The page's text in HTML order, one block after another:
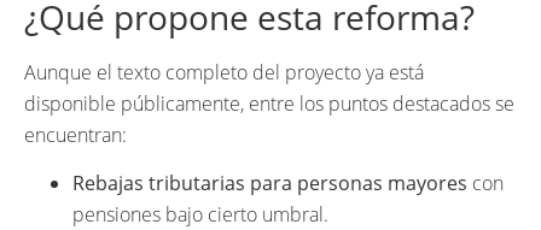
¿Qué propone esta reforma?
Aunque el texto completo del proyecto ya está
disponible públicamente, entre los puntos destacados se
encuentran:
Rebajas tributarias para personas mayores con
pensiones bajo cierto umbral.